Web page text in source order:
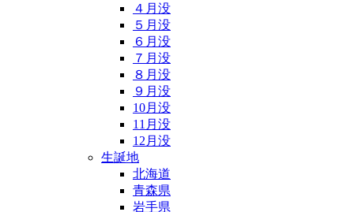
４月没
５月没
６月没
７月没
８月没
９月没
10月没
11月没
12月没
生誕地
北海道
青森県
岩手県